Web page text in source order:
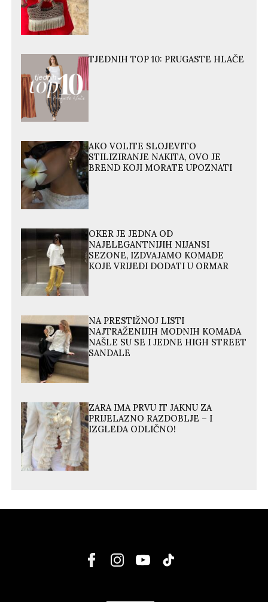
TJEDNIH TOP 10: PRUGASTE HLAČE
AKO VOLITE SLOJEVITO
STILIZIRANJE NAKITA, OVO JE
BREND KOJI MORATE UPOZNATI
OKER JE JEDNA OD
NAJELEGANTNIJIH NIJANSI
SEZONE, IZDVAJAMO KOMADE
KOJE VRIJEDI DODATI U ORMAR
NA PRESTIŽNOJ LISTI
NAJTRAŽENIJIH MODNIH KOMADA
NAŠLE SU SE I JEDNE HIGH STREET
SANDALE
ZARA IMA PRVU IT JAKNU ZA
PRIJELAZNO RAZDOBLJE – I
IZGLEDA ODLIČNO!